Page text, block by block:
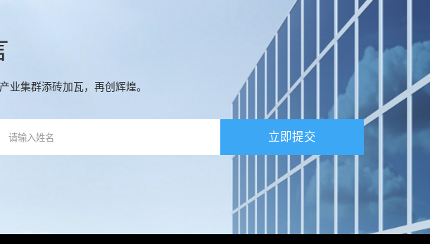
业集群添砖加瓦，再创辉煌。
立即提交